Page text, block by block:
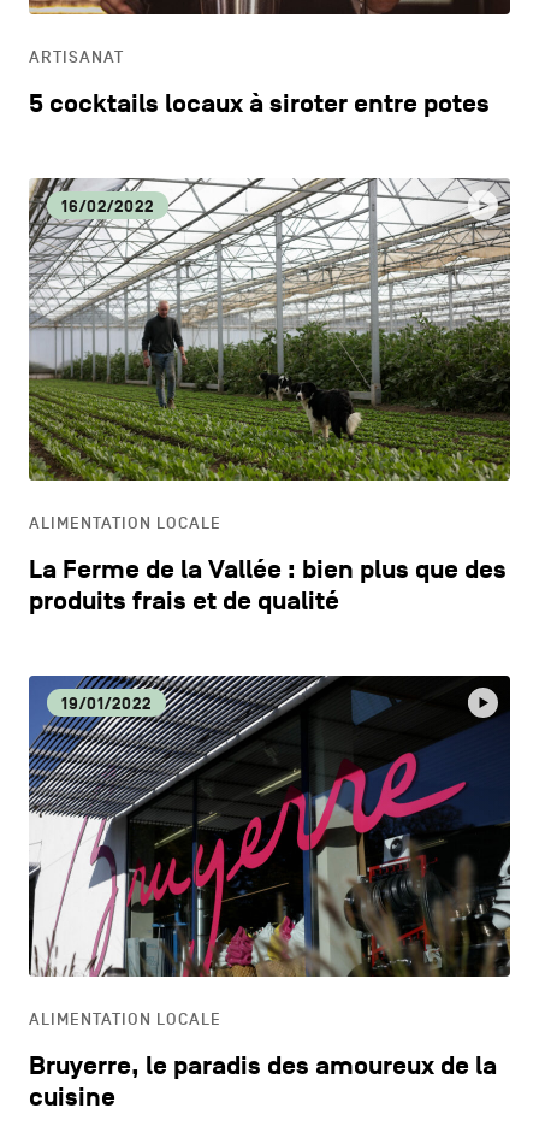
ARTISANAT
5 cocktails locaux à siroter entre potes
16/02/2022
ALIMENTATION LOCALE
La Ferme de la Vallée : bien plus que des
produits frais et de qualité
19/01/2022
ALIMENTATION LOCALE
Bruyerre, le paradis des amoureux de la
cuisine